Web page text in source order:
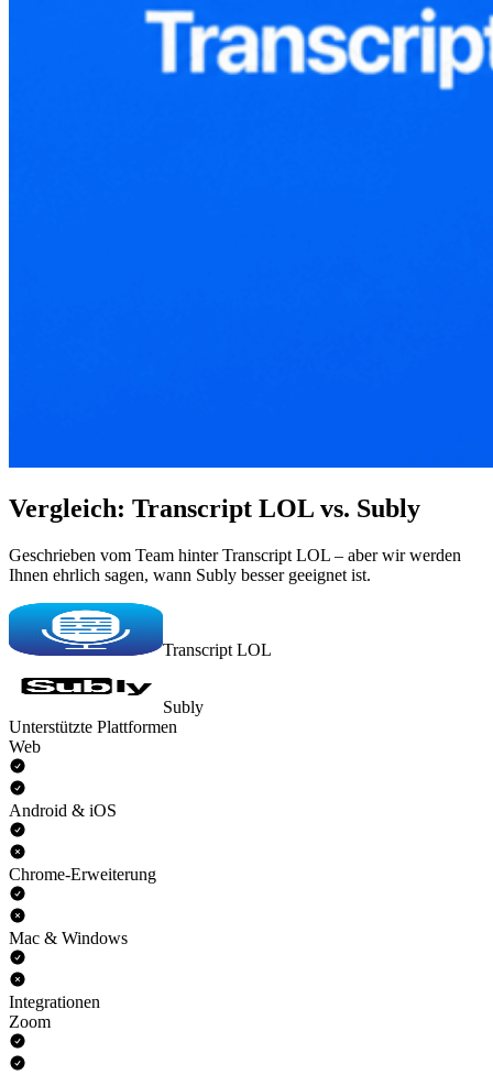
Vergleich: Transcript LOL vs. Subly
Geschrieben vom Team hinter Transcript LOL – aber wir werden
Ihnen ehrlich sagen, wann Subly besser geeignet ist.
Transcript LOL
Subly
Unterstützte Plattformen
Web
Android & iOS
Chrome-Erweiterung
Mac & Windows
Integrationen
Zoom